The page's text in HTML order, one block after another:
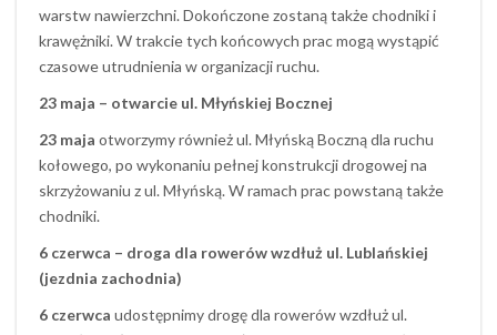
warstw nawierzchni. Dokończone zostaną także chodniki i
krawężniki. W trakcie tych końcowych prac mogą wystąpić
czasowe utrudnienia w organizacji ruchu.
23 maja – otwarcie ul. Młyńskiej Bocznej
23 maja otworzymy również ul. Młyńską Boczną dla ruchu
kołowego, po wykonaniu pełnej konstrukcji drogowej na
skrzyżowaniu z ul. Młyńską. W ramach prac powstaną także
chodniki.
6 czerwca – droga dla rowerów wzdłuż ul. Lublańskiej
(jezdnia zachodnia)
6 czerwca udostępnimy drogę dla rowerów wzdłuż ul.